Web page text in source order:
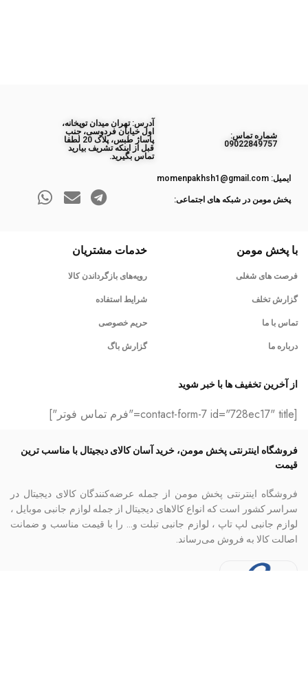
ﺷﻤﺎره ﺗﻤﺎس:
09022849757
آدرس: تهران میدان توپخانه،
اول خیابان فردوسی، جنب
پاساژ طبس، پلاک 20 لطفا
قبل از اینکه تشریف بیارید
تماس بگیرید.
ایمیل: momenpakhsh1@gmail.com
پخش مومن در شبکه های اجتماعی:
با پخش مومن
فرصت های شغلی
گزارش تخلف
تماس با ما
درباره ما
خدمات مشتریان
رویه‌های بازگرداندن کالا
شرایط استفاده
حریم خصوصی
گزارش باگ
از آخرین تخفیف ها با خبر شوید
[contact-form-7 id="728ec17" title="فرم تماس فوتر"]
فروشگاه اینترنتی پخش مومن، خرید آسان کالای دیجیتال با مناسب ترین
قیمت
فروشگاه اینترنتی پخش مومن از جمله عرضه‌کنندگان کالای دیجیتال در
سراسر کشور است که انواع کالاهای دیجیتال از جمله لوازم جانبی موبایل ،
لوازم جانبی لپ تاپ ، لوازم جانبی تبلت و… را با قیمت مناسب و ضمانت
اصالت کالا به فروش می‌رساند.